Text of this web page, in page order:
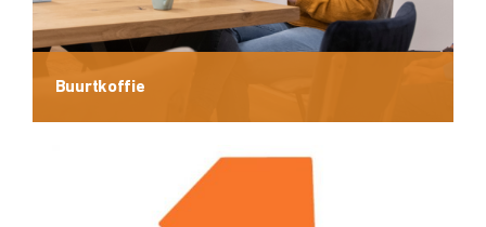
Buurtkoffie